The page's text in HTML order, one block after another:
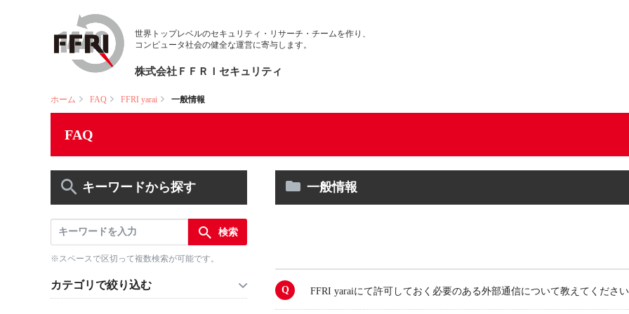
世界トップレベルのセキュリティ・リサーチ・チームを作り、
コンピュータ社会の健全な運営に寄与します。
株式会社ＦＦＲＩセキュリティ
ホーム FAQ FFRI yarai 一般情報
FAQ
キーワードから探す
※スペースで区切って複数検索が可能です。
カテゴリで絞り込む
一般情報
FFRI yaraiにて許可しておく必要のある外部通信について教えてください